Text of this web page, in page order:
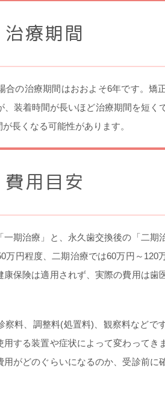
治療期間
の治療期間はおおよそ6年です。矯
装着時間が長いほど治療期間を短く
長くなる可能性があります。
費用目安
期治療」と、永久歯交換後の「二期
万円程度、二期治療では60万円～120
保険は適用されず、実際の費用は歯
料、調整料(処置料)、観察料などで
する装置や症状によって変わってき
がどのぐらいになるのか、受診前に